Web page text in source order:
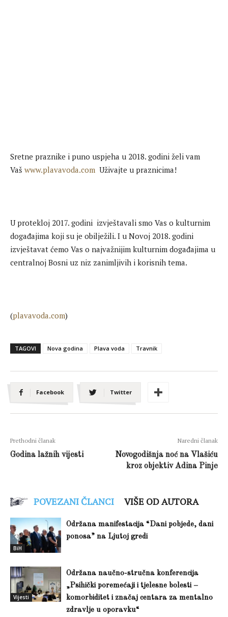
Sretne praznike i puno uspjeha u 2018. godini želi vam
Vaš www.plavavoda.com Uživajte u praznicima!
U protekloj 2017. godini izvještavali smo Vas o kulturnim
događajima koji su je obilježili. I u Novoj 2018. godini
izvještavat ćemo Vas o najvažnijim kulturnim događajima u
centralnoj Bosni uz niz zanimljivih i korisnih tema.
(plavavoda.com)
TAGOVI Nova godina Plava voda Travnik
Facebook Twitter
Prethodni članak
Godina lažnih vijesti
Naredni članak
Novogodišnja noć na Vlašiću
kroz objektiv Adina Pinje
POVEZANI ČLANCI VIŠE OD AUTORA
BiH
Održana manifestacija “Dani pobjede, dani
ponosa” na Ljutoj gredi
Vijesti
Održana naučno-stručna konferencija
„Psihički poremećaji i tjelesne bolesti –
komorbiditet i značaj centara za mentalno
zdravlje u oporavku“